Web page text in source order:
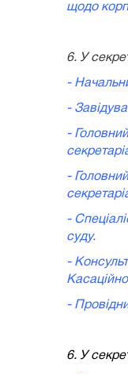
щодо
6. У
- Начальн
-
-
-
-
суду.
-
-
6. У